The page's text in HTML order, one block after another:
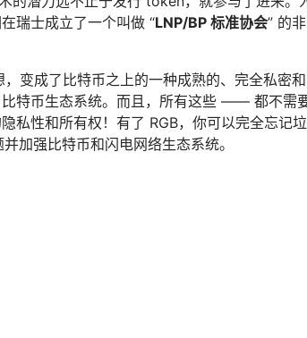
瑞士成立了一个叫做 “LNP/BP 标准协会” 的
变成了比特币之上的一种成熟的、完全私密和
特币生态系统。而且，所有这些 —— 都不需
私性和所有权！有了 RGB，你可以完全忘记
加强比特币和闪电网络生态系统。